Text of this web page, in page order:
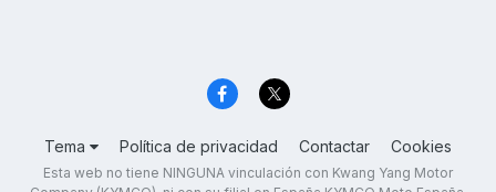
Tema Política de privacidad Contactar Cookies
Esta web no tiene NINGUNA vinculación con Kwang Yang Motor